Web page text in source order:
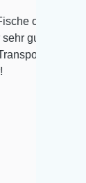
zu bestellen!
an und
Vielen